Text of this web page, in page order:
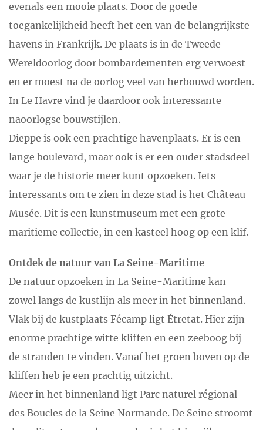
evenals een mooie plaats. Door de goede
toegankelijkheid heeft het een van de belangrijkste
havens in Frankrijk. De plaats is in de Tweede
Wereldoorlog door bombardementen erg verwoest
en er moest na de oorlog veel van herbouwd worden.
In Le Havre vind je daardoor ook interessante
naoorlogse bouwstijlen.
Dieppe is ook een prachtige havenplaats. Er is een
lange boulevard, maar ook is er een ouder stadsdeel
waar je de historie meer kunt opzoeken. Iets
interessants om te zien in deze stad is het Château
Musée. Dit is een kunstmuseum met een grote
maritieme collectie, in een kasteel hoog op een klif.
Ontdek de natuur van La Seine-Maritime
De natuur opzoeken in La Seine-Maritime kan
zowel langs de kustlijn als meer in het binnenland.
Vlak bij de kustplaats Fécamp ligt Étretat. Hier zijn
enorme prachtige witte kliffen en een zeeboog bij
de stranden te vinden. Vanaf het groen boven op de
kliffen heb je een prachtig uitzicht.
Meer in het binnenland ligt Parc naturel régional
des Boucles de la Seine Normande. De Seine stroomt